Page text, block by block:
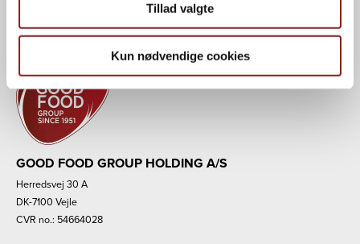
Tillad valgte
Kun nødvendige cookies
GOOD FOOD GROUP HOLDING A/S
Herredsvej 30 A
DK-7100 Vejle
CVR no.: 54664028